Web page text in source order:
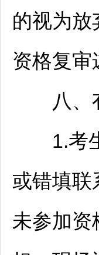
的视为放
资格复审
八、
1.考生
或错填联
未参加资